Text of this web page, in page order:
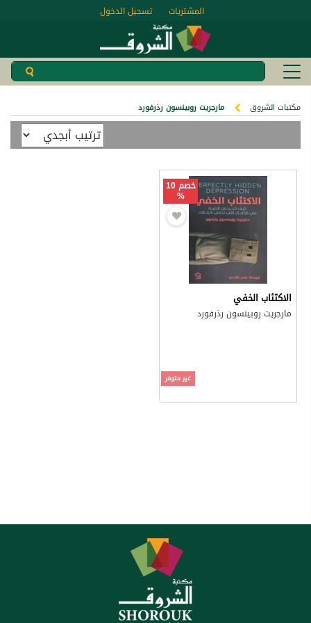
تسجيل الدخول المشتريات
مكتبات الشروق مارجريت روبينسون رذرفورد
خصم 10
%
الاكتئاب الخفي
مارجريت روبينسون رذرفورد
غير متوفر